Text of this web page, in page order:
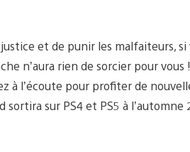
et de punir les malfaiteurs,
n’aura rien de sorcier pour vous
à l’écoute pour profiter de
sur PS4 et PS5 à l’automne